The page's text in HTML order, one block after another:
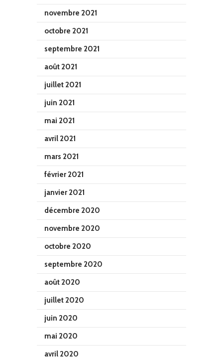
novembre 2021
octobre 2021
septembre 2021
août 2021
juillet 2021
juin 2021
mai 2021
avril 2021
mars 2021
février 2021
janvier 2021
décembre 2020
novembre 2020
octobre 2020
septembre 2020
août 2020
juillet 2020
juin 2020
mai 2020
avril 2020